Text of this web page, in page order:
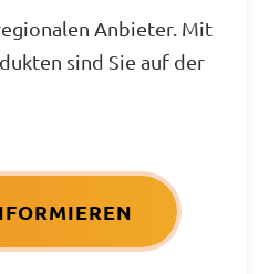
Anbieter. Mit
sind Sie auf der